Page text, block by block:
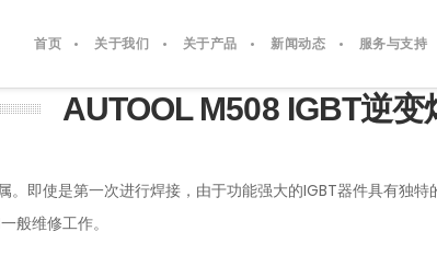
首页 关于我们 关于产品 新闻动态 服务与支持
AUTOOL M508 IGBT逆变
即使是第一次进行焊接，由于功能强大的IGBT器件具有独
般维修工作。